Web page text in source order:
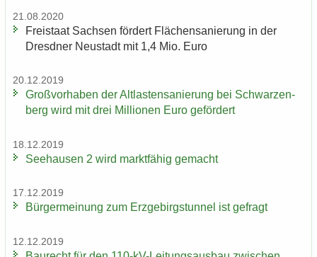
21.08.2020
Frei­staat Sach­sen för­dert Flä­chen­sa­nie­rung in der
Dresd­ner Neu­stadt mit 1,4 Mio. Euro
20.12.2019
Groß­vor­ha­ben der Alt­las­ten­sa­nie­rung bei Schwar­zen­
berg wird mit drei Mil­lio­nen Euro ge­för­dert
18.12.2019
See­hau­sen 2 wird markt­fä­hig ge­macht
17.12.2019
Bür­ger­mei­nung zum Erz­ge­birgs­tun­nel ist ge­fragt
12.12.2019